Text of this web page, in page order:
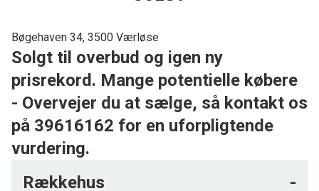
Bøgehaven 34, 3500 Værløse
Solgt til overbud og igen ny
prisrekord. Mange potentielle købere
- Overvejer du at sælge, så kontakt os
på 39616162 for en uforpligtende
vurdering.
Brændeovn – 2 badeværelser – Dobbelt carport –
Rækkehus -